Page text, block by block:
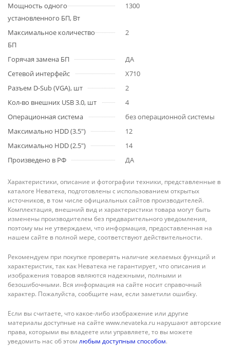
Мощность одного
установленного БП, Вт
1300
Максимальное количество
БП
2
Горячая замена БП
ДА
Сетевой интерфейс
X710
Разъем D-Sub (VGA), шт
2
Кол-во внешних USB 3.0, шт
4
Операционная система
без операционной системы
Максимально HDD (3.5")
12
Максимально HDD (2.5")
14
Произведено в РФ
ДА
Характеристики, описание и фотографии техники, представленные в
каталоге Неватека, подготовлены с использованием открытых
источников, в том числе официальных сайтов производителей.
Комплектация, внешний вид и характеристики товара могут быть
изменены производителем без предварительного уведомления,
поэтому мы не утверждаем, что информация, предоставленная на
нашем сайте в полной мере, соответствуют действительности.
Рекомендуем при покупке проверять наличие желаемых функций и
характеристик, так как Неватека не гарантирует, что описания и
изображения товаров являются надежными, полными и
безошибочными. Вся информация на сайте носит справочный
характер. Пожалуйста, сообщите нам, если заметили ошибку.
Если вы считаете, что какое-либо изображение или другие
материалы доступные на сайте www.nevateka.ru нарушают авторские
права, которыми вы владеете или управляете, то вы можете
уведомить нас об этом любым доступным способом.